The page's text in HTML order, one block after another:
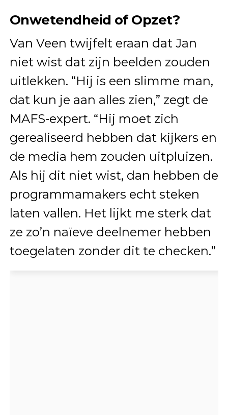
Onwetendheid of Opzet?
Van Veen twijfelt eraan dat Jan
niet wist dat zijn beelden zouden
uitlekken. “Hij is een slimme man,
dat kun je aan alles zien,” zegt de
MAFS-expert. “Hij moet zich
gerealiseerd hebben dat kijkers en
de media hem zouden uitpluizen.
Als hij dit niet wist, dan hebben de
programmamakers echt steken
laten vallen. Het lijkt me sterk dat
ze zo’n naïeve deelnemer hebben
toegelaten zonder dit te checken.”